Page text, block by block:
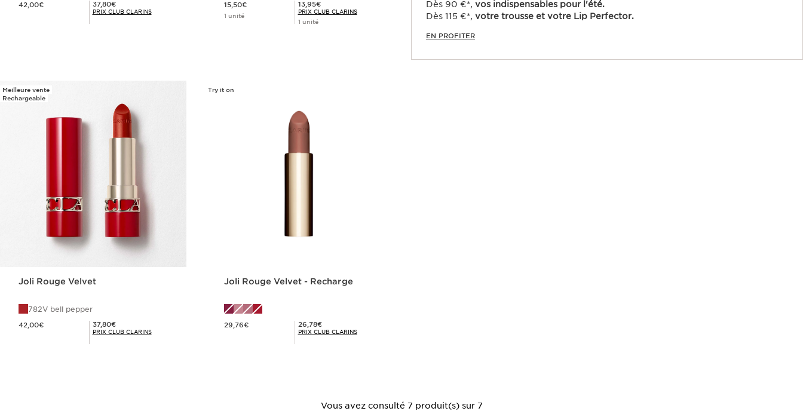
42,00€ Prix Club Clarins 37,80€
37,80€
PRIX CLUB CLARINS
15,50€
1 unité
Prix Club Clarins 13,95€
13,95€
PRIX CLUB CLARINS
1 unité
Dès 90 €*, vos indispensables pour l'été.
Dès 115 €*, votre trousse et votre Lip Perfector.
EN PROFITER
Meilleure vente
Rechargeable
Joli Rouge Velvet
782V bell pepper
42,00€ Prix Club Clarins 37,80€
37,80€
PRIX CLUB CLARINS
Try it on
Joli Rouge Velvet - Recharge
29,76€ Prix Club Clarins 26,78€
26,78€
PRIX CLUB CLARINS
Vous avez consulté 7 produit(s) sur 7